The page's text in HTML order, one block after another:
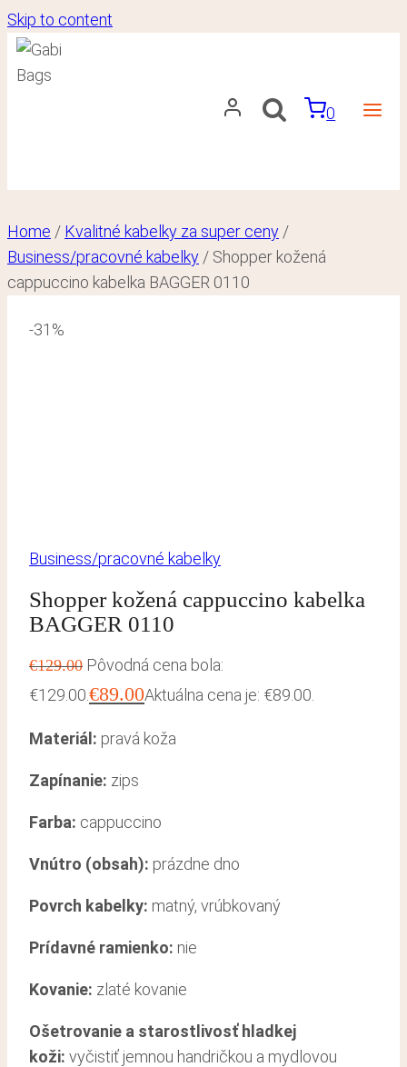
Skip to content
0
Home / Kvalitné kabelky za super ceny /
Business/pracovné kabelky / Shopper kožená
cappuccino kabelka BAGGER 0110
-31%
Business/pracovné kabelky
Shopper kožená cappuccino kabelka
BAGGER 0110
€129.00 Pôvodná cena bola:
€129.00.€89.00Aktuálna cena je: €89.00.
Materiál: pravá koža
Zapínanie: zips
Farba: cappuccino
Vnútro (obsah): prázdne dno
Povrch kabelky: matný, vrúbkovaný
Prídavné ramienko: nie
Kovanie: zlaté kovanie
Ošetrovanie a starostlivosť hladkej
koži: vyčistiť jemnou handričkou a mydlovou